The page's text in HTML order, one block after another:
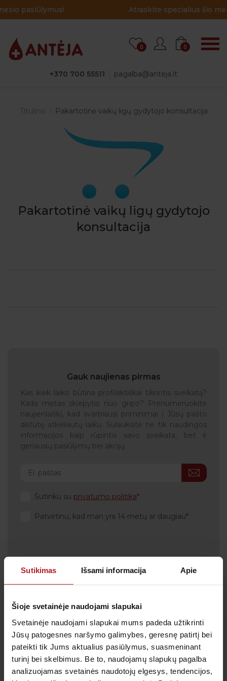
Sutikimas Išsami informacija Apie
Šioje svetainėje naudojami slapukai
Svetainėje naudojami slapukai mums padeda užtikrinti
Jūsų patogesnes naršymo galimybes, geresnę patirtį bei
pateikti tik Jums aktualius pasiūlymus, suasmeninant
turinį bei skelbimus. Be to, naudojamų slapukų pagalba
analizuojamas svetainės naudotojų elgesys, tendencijos,
Atraskite specialius šio mėnesio pasiūlymus!
+370 700 55511 pagalba@anteja.lt
0 0
Titulinis Pakartotinė vaikų ligų gydytojo konsultacija
Pakartotinė vaikų ligų gydytojo
konsultacija
Gauk naujienas pirmas
Kas kiek laiko būtina profilaktiškai tikrintis sveikatą?
Kada metas skiepytis nuo gripo? Prenumeruokite
naujienlaiškį, kad svarbiausi priminimai į Jūsų pašto
dėžutę atkeliautų laiku. Sulauksite ne tik naudingos
informacijos kaip rūpintis savo sveikata, bet ir
geriausių pasiūlymų bei akcijų.
Sutinku su privatumo politika
Patvirtinu, kad man yra 14 metų ar daugiau
Klientų aptarnavimas
Tel.: (iš užsienio) 00-370-37-245330
Skambučiai į klientų aptarnavimo centro numerį
apmokestinami pagal Jūsų ryšio operatoriaus
taikomą tarifą.
El. paštas:pagalba@anteja.lt
Darbo laikas: